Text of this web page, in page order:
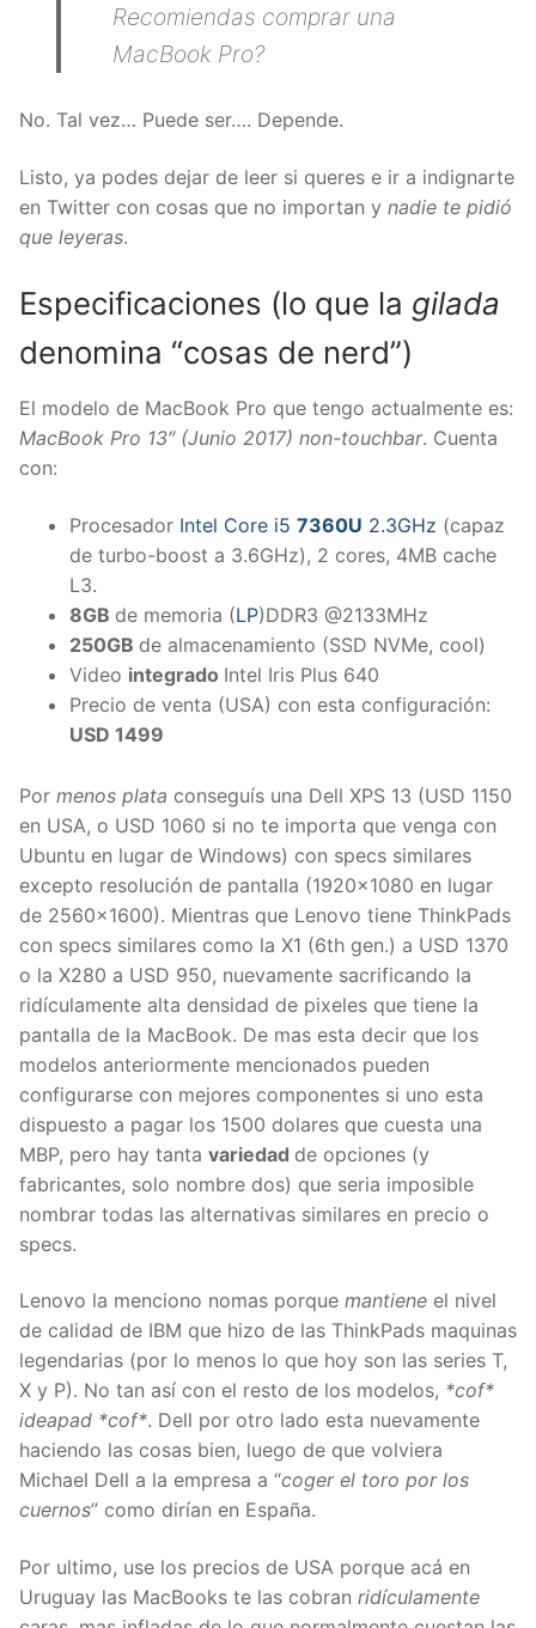
Recomiendas comprar una
MacBook Pro?
No. Tal vez… Puede ser…. Depende.
Listo, ya podes dejar de leer si queres e ir a indignarte
en Twitter con cosas que no importan y nadie te pidió
que leyeras.
Especificaciones (lo que la gilada
denomina “cosas de nerd”)
El modelo de MacBook Pro que tengo actualmente es:
MacBook Pro 13″ (Junio 2017) non-touchbar. Cuenta
con:
Procesador Intel Core i5 7360U 2.3GHz (capaz
de turbo-boost a 3.6GHz), 2 cores, 4MB cache
L3.
8GB de memoria (LP)DDR3 @2133MHz
250GB de almacenamiento (SSD NVMe, cool)
Video integrado Intel Iris Plus 640
Precio de venta (USA) con esta configuración:
USD 1499
Por menos plata conseguís una Dell XPS 13 (USD 1150
en USA, o USD 1060 si no te importa que venga con
Ubuntu en lugar de Windows) con specs similares
excepto resolución de pantalla (1920×1080 en lugar
de 2560×1600). Mientras que Lenovo tiene ThinkPads
con specs similares como la X1 (6th gen.) a USD 1370
o la X280 a USD 950, nuevamente sacrificando la
ridículamente alta densidad de pixeles que tiene la
pantalla de la MacBook. De mas esta decir que los
modelos anteriormente mencionados pueden
configurarse con mejores componentes si uno esta
dispuesto a pagar los 1500 dolares que cuesta una
MBP, pero hay tanta variedad de opciones (y
fabricantes, solo nombre dos) que seria imposible
nombrar todas las alternativas similares en precio o
specs.
Lenovo la menciono nomas porque mantiene el nivel
de calidad de IBM que hizo de las ThinkPads maquinas
legendarias (por lo menos lo que hoy son las series T,
X y P). No tan así con el resto de los modelos, *cof*
ideapad *cof*. Dell por otro lado esta nuevamente
haciendo las cosas bien, luego de que volviera
Michael Dell a la empresa a “coger el toro por los
cuernos” como dirían en España.
Por ultimo, use los precios de USA porque acá en
Uruguay las MacBooks te las cobran ridículamente